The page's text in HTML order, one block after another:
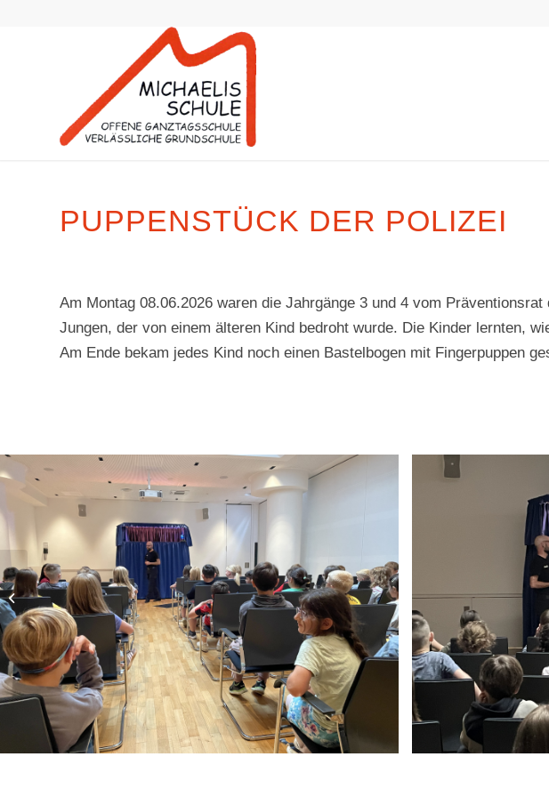
PUPPENSTÜCK DER POLIZEI
Am Montag 08.06.2026 waren die Jahrgänge 3 und 4 vom
Jungen, der von einem älteren Kind bedroht wurde. Die Kinder lernten,
Am Ende bekam jedes Kind noch einen Bastelbogen mit Fingerpuppen
Waldtag 4a und 4b